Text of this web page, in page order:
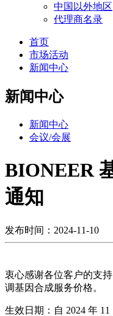
中国以外地区
代理商名录
首页
市场活动
新闻中心
新闻中心
新闻中心
会议/会展
BIONEER
通知
发布时间：2024-11-10
衷心感谢各位客户的支
调基因合成服务价格。
生效日期：自 2024 年